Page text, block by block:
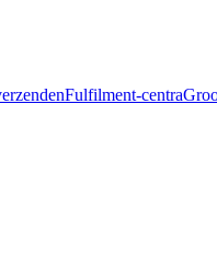
Fulfilment-centra